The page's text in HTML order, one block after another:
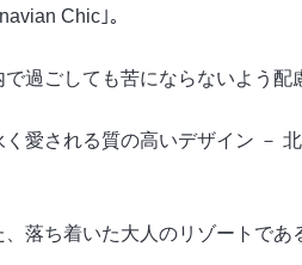
Chic｣。
過ごしても苦にならないよう配
愛される質の高いデザイン －
落ち着いた大人のリゾートであ